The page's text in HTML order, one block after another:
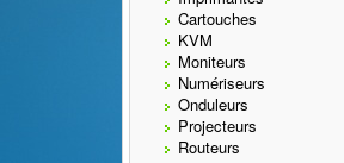
Cartouches
KVM
Moniteurs
Numériseurs
Onduleurs
Projecteurs
Routeurs